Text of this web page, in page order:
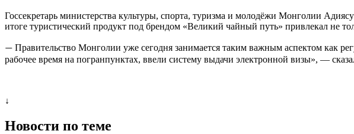
Госсекретарь министерства культуры, спорта, туризма и молодёжи Монголии
итоге туристический продукт под брендом «Великий чайный путь» привлекал не
— Правительство Монголии уже сегодня занимается таким важным аспектом как
рабочее время на погранпунктах, ввели систему выдачи электронной визы», —
↓
Новости по теме